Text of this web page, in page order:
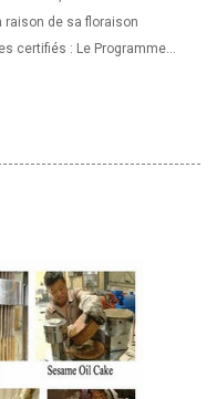
raison de sa floraison
certifiés : Le Programme
et d'étiquetage pour les
: Prunus dulcis